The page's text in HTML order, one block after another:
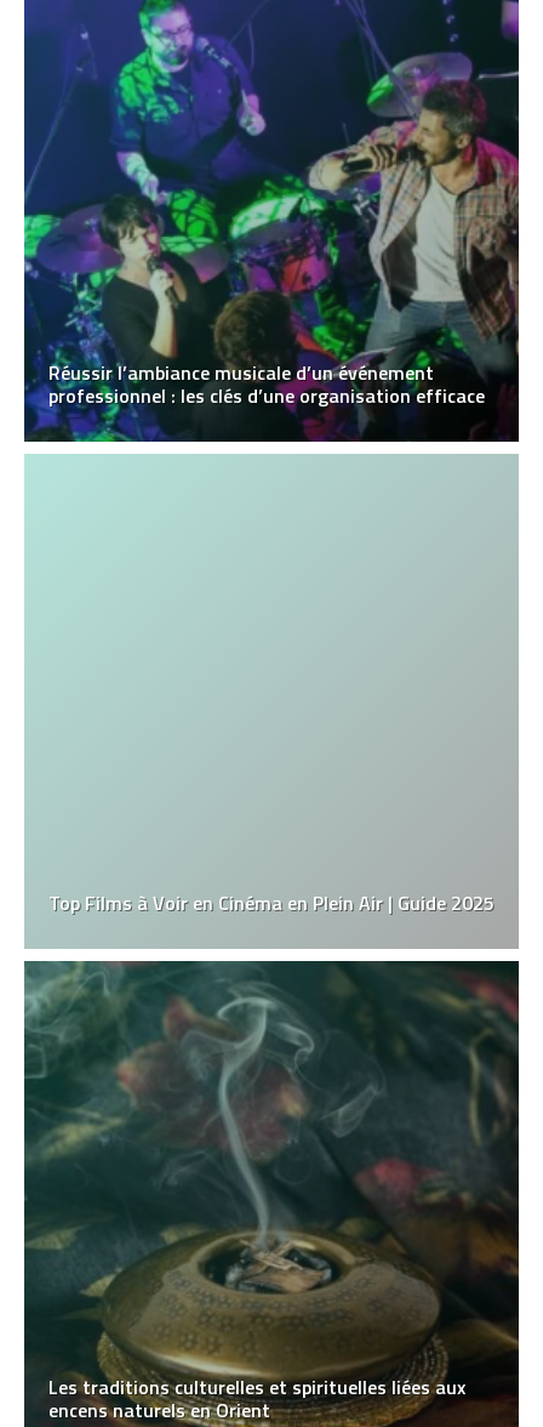
Réussir l’ambiance musicale d’un événement
professionnel : les clés d’une organisation efficace
Top Films à Voir en Cinéma en Plein Air | Guide 2025
Les traditions culturelles et spirituelles liées aux
encens naturels en Orient